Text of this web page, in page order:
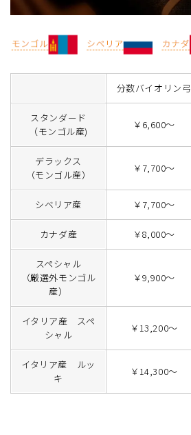
分数バイオリン弓
スタンダード
（モンゴル産)
￥6,600～
デラックス
（モンゴル産）
￥7,700～
シベリア産 ￥7,700～
カナダ産 ￥8,000～
スペシャル
（厳選外モンゴル
産）
￥9,900～
イタリア産 スペ
シャル
￥13,200～
イタリア産 ルッ
キ
￥14,300～